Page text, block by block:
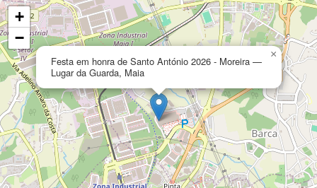
Festa em honra de Santo António 2026 - Moreira —
Lugar da Guarda, Maia
×
+
−